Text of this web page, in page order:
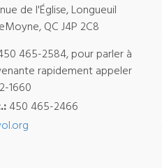
de l'Église, Longueuil
QC J4P 2C8
465-2584, pour parler à
rapidement appeler
1660
450 465-2466